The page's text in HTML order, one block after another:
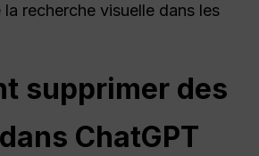
la recherche visuelle dans les
supprimer des
ChatGPT